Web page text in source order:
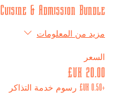
Cuisine & Admission Bundle
مزيد من المعلومات
السعر
+‏0.50 UK£ رسوم خدمة التذاكر